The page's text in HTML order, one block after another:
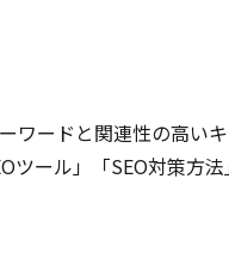
ワードと関連性の高い
ツール」「SEO対策方